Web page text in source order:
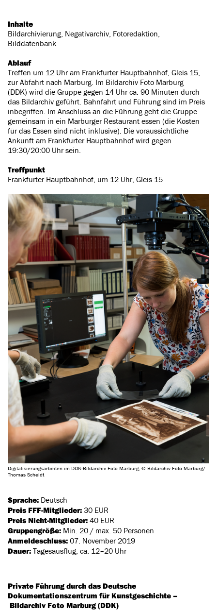
Inhalte
Bildarchivierung, Negativarchiv, Fotoredaktion,
Bilddatenbank
Ablauf
Treffen um 12 Uhr am Frankfurter Hauptbahnhof, Gleis 15,
zur Abfahrt nach Marburg. Im Bildarchiv Foto Marburg
(DDK) wird die Gruppe gegen 14 Uhr ca. 90 Minuten durch
das Bildarchiv geführt. Bahnfahrt und Führung sind im Preis
inbegriffen. Im Anschluss an die Führung geht die Gruppe
gemeinsam in ein Marburger Restaurant essen (die Kosten
für das Essen sind nicht inklusive). Die voraussichtliche
Ankunft am Frankfurter Hauptbahnhof wird gegen
19:30/20:00 Uhr sein.
Treffpunkt
Frankfurter Hauptbahnhof, um 12 Uhr, Gleis 15
Digitalisierungsarbeiten im DDK-Bildarchiv Foto Marburg, © Bildarchiv Foto Marburg/
Thomas Scheidt
Sprache: Deutsch
Preis FFF-Mitglieder: 30 EUR
Preis Nicht-Mitglieder: 40 EUR
Gruppengröße: Min. 20 / max. 50 Personen
Anmeldeschluss: 07. November 2019
Dauer: Tagesausflug, ca. 12–20 Uhr
Private Führung durch das Deutsche
Dokumentationszentrum für Kunstgeschichte –
Bildarchiv Foto Marburg (DDK)